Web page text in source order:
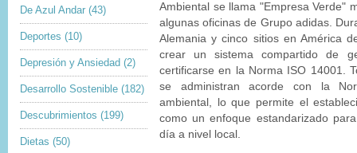
De Azul Andar (43)
Deportes (10)
Depresión y Ansiedad (2)
Desarrollo Sostenible (182)
Descubrimientos (199)
Dietas (50)
Ambiental se llama "Empresa Verde"
algunas oficinas de Grupo adidas.
Alemania y cinco sitios en América
crear un sistema compartido de
certificarse en la Norma ISO 14001.
se administran acorde con la
ambiental, lo que permite el
como un enfoque estandarizado
día a nivel local.